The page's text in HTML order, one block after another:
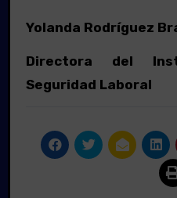
Yolanda Rodríguez
Directora del
Seguridad Laboral